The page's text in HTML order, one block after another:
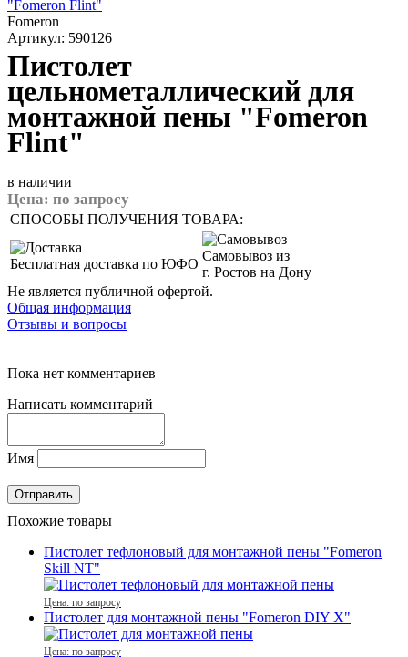
Fomeron
Артикул: 590126
Пистолет
цельнометаллический для
монтажной пены "Fomeron
Flint"
в наличии
Цена: по запросу
СПОСОБЫ ПОЛУЧЕНИЯ ТОВАРА:
Бесплатная доставка по ЮФО
Самовывоз из
г. Ростов на Дону
Не является публичной офертой.
Общая информация
Отзывы и вопросы
Пока нет комментариев
Написать комментарий
Имя
Похожие товары
Пистолет тефлоновый для монтажной пены "Fomeron
Skill NT"
Цена: по запросу
Пистолет для монтажной пены "Fomeron DIY X"
Цена: по запросу